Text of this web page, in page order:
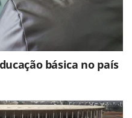
básica no país